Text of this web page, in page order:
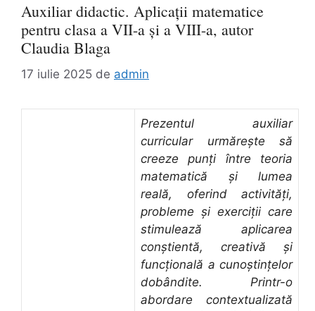
Auxiliar didactic. Aplicații matematice
pentru clasa a VII-a și a VIII-a, autor
Claudia Blaga
17 iulie 2025 de admin
Prezentul auxiliar
curricular urmărește să
creeze punți între teoria
matematică și lumea
reală, oferind activități,
probleme și exerciții care
stimulează aplicarea
conștientă, creativă și
funcțională a cunoștințelor
dobândite. Printr-o
abordare contextualizată